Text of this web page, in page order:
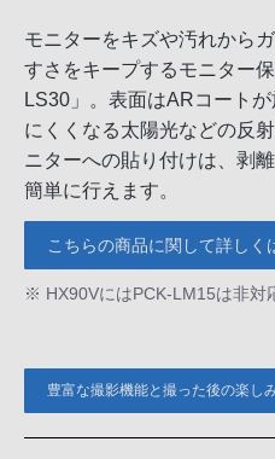
モニターをキズや汚れから
すさをキープするモニター
LS30」。表面はARコート
にくくなる太陽光などの反
ニターへの貼り付けは、剥
簡単に行えます。
こちらの商品に関して詳しく
※ HX90VにはPCK-LM15は非対
豊富な撮影機能と撮った後の楽し